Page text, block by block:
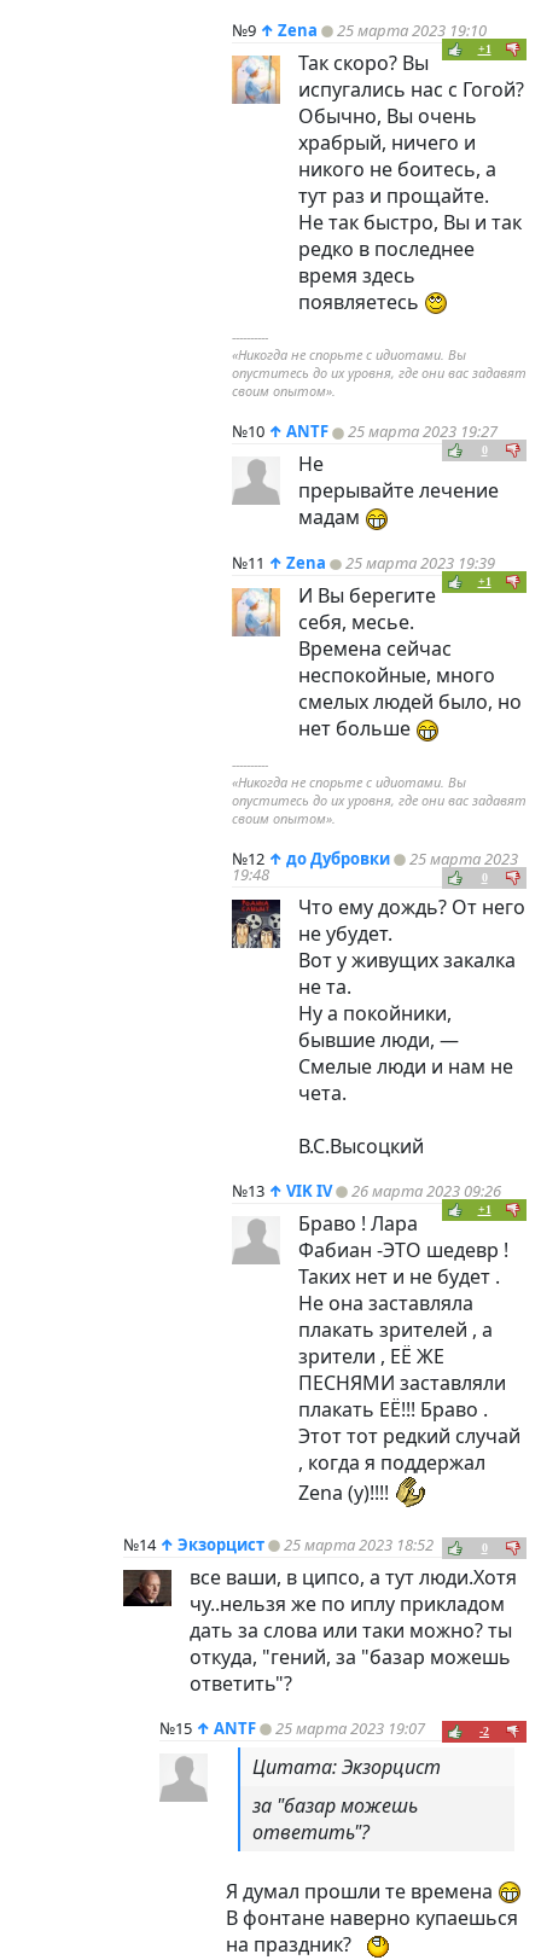
№9 ↑ Zena 25 марта 2023 19:10
+1
Так скоро? Вы
испугались нас с Гогой?
Обычно, Вы очень
храбрый, ничего и
никого не боитесь, а
тут раз и прощайте.
Не так быстро, Вы и так
редко в последнее
время здесь
появляетесь
----------
«Никогда не спорьте с идиотами. Вы
опуститесь до их уровня, где они вас задавят
своим опытом».
№10 ↑ ANTF 25 марта 2023 19:27
0
Не
прерывайте лечение
мадам
№11 ↑ Zena 25 марта 2023 19:39
+1
И Вы берегите
себя, месье.
Времена сейчас
неспокойные, много
смелых людей было, но
нет больше
----------
«Никогда не спорьте с идиотами. Вы
опуститесь до их уровня, где они вас задавят
своим опытом».
№12 ↑ до Дубровки 25 марта 2023
19:48 0
Что ему дождь? От него
не убудет.
Вот у живущих закалка
не та.
Ну а покойники,
бывшие люди, —
Смелые люди и нам не
чета.
В.С.Высоцкий
№13 ↑ VIK IV 26 марта 2023 09:26
+1
Браво ! Лара
Фабиан -ЭТО шедевр !
Таких нет и не будет .
Не она заставляла
плакать зрителей , а
зрители , ЕЁ ЖЕ
ПЕСНЯМИ заставляли
плакать ЕЁ!!! Браво .
Этот тот редкий случай
, когда я поддержал
Zena (у)!!!!
№14 ↑ Экзорцист 25 марта 2023 18:52 0
все ваши, в ципсо, а тут люди.Хотя
чу..нельзя же по иплу прикладом
дать за слова или таки можно? ты
откуда, "гений, за "базар можешь
ответить"?
№15 ↑ ANTF 25 марта 2023 19:07 -2
Цитата: Экзорцист
за "базар можешь
ответить"?
Я думал прошли те времена
В фонтане наверно купаешься
на праздник?